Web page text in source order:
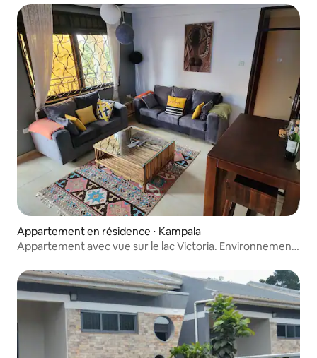
Appartement en résidence ⋅ Kampala
Appartement avec vue sur le lac Victoria. Environnement